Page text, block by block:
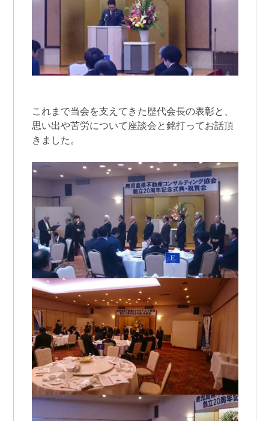
これまで当会を支えてきた歴代会長の表彰と、
思い出や苦労について座談会と銘打ってお話頂
きました。